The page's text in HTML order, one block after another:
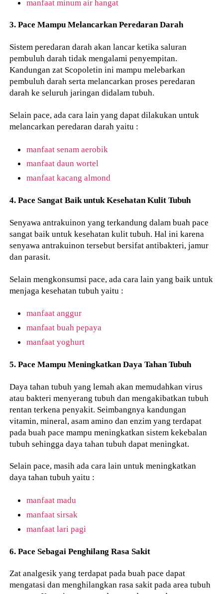
manfaat minum air hangat
3. Pace Mampu Melancarkan Peredaran Darah
Sistem peredaran darah akan lancar ketika saluran
pembuluh darah tidak mengalami penyempitan.
Kandungan zat Scopoletin ini mampu melebarkan
pembuluh darah serta melancarkan proses peredaran
darah ke seluruh jaringan didalam tubuh.
Selain pace, ada cara lain yang dapat dilakukan untuk
melancarkan peredaran darah yaitu :
manfaat senam aerobik
manfaat daun wortel
manfaat kacang almond
4. Pace Sangat Baik untuk Kesehatan Kulit Tubuh
Senyawa antrakuinon yang terkandung dalam buah pace
sangat baik untuk kesehatan kulit tubuh. Hal ini karena
senyawa antrakuinon tersebut bersifat antibakteri, jamur
dan parasit.
Selain mengkonsumsi pace, ada cara lain yang baik untuk
menjaga kesehatan tubuh yaitu :
manfaat anggur
manfaat buah pepaya
manfaat yoghurt
5. Pace Mampu Meningkatkan Daya Tahan Tubuh
Daya tahan tubuh yang lemah akan memudahkan virus
atau bakteri menyerang tubuh dan mengakibatkan tubuh
rentan terkena penyakit. Seimbangnya kandungan
vitamin, mineral, asam amino dan enzim yang terdapat
pada buah pace mampu meningkatkan sistem kekebalan
tubuh sehingga daya tahan tubuh dapat meningkat.
Selain pace, masih ada cara lain untuk meningkatkan
daya tahan tubuh yaitu :
manfaat madu
manfaat sirsak
manfaat lari pagi
6. Pace Sebagai Penghilang Rasa Sakit
Zat analgesik yang terdapat pada buah pace dapat
mengatasi dan menghilangkan rasa sakit pada area tubuh